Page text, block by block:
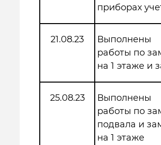
приборах
21.08.23
Выполнены
работы по
на 1 этаже и
25.08.23
Выполнены
работы по
подвала и
на 1 этаже